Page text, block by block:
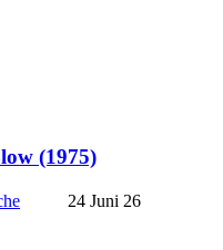
(1975)
24 Juni 26